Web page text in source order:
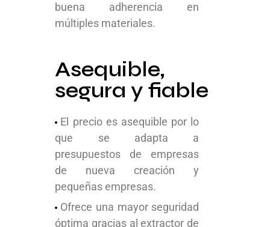
buena adherencia en
múltiples materiales.
Asequible,
segura y fiable
El precio es asequible por lo
que se adapta a
presupuestos de empresas
de nueva creación y
pequeñas empresas.
Ofrece una mayor seguridad
óptima gracias al extractor de